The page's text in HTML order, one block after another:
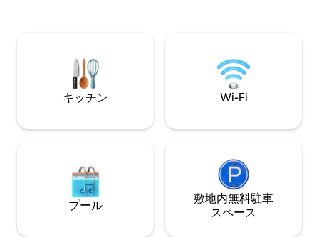
トハウスに滞在し
家庭料理をご用意
越しを心よりお待
す！
キッチン Wi-Fi
プール
敷地内無料駐⁠車
ス⁠ペ⁠ー⁠ス